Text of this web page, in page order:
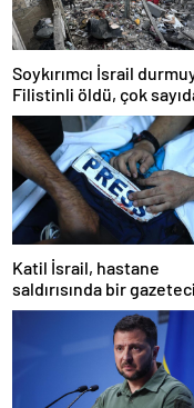
Soykırımcı İsrail
Filistinli öldü, çok
yaralı var
Katil İsrail, hastane
saldırısında bir
öldürdüğünü itiraf etti